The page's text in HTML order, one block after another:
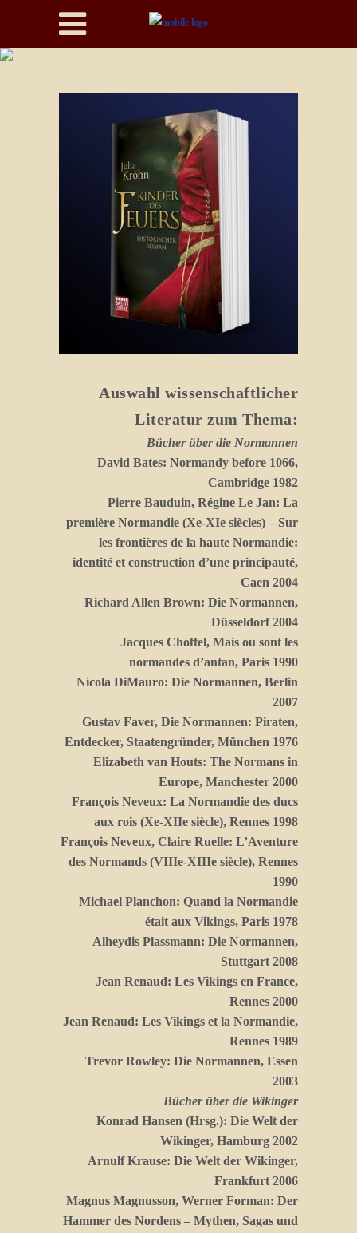
Auswahl wissenschaftlicher
Literatur zum Thema:
Bücher über die Normannen
David Bates: Normandy before 1066,
Cambridge 1982
Pierre Bauduin, Régine Le Jan: La
première Normandie (Xe-XIe siècles) – Sur
les frontières de la haute Normandie:
identité et construction d’une principauté,
Caen 2004
Richard Allen Brown: Die Normannen,
Düsseldorf 2004
Jacques Choffel, Mais ou sont les
normandes d’antan, Paris 1990
Nicola DiMauro: Die Normannen, Berlin
2007
Gustav Faver, Die Normannen: Piraten,
Entdecker, Staatengründer, München 1976
Elizabeth van Houts: The Normans in
Europe, Manchester 2000
François Neveux: La Normandie des ducs
aux rois (Xe-XIIe siècle), Rennes 1998
François Neveux, Claire Ruelle: L’Aventure
des Normands (VIIIe-XIIIe siècle), Rennes
1990
Michael Planchon: Quand la Normandie
était aux Vikings, Paris 1978
Alheydis Plassmann: Die Normannen,
Stuttgart 2008
Jean Renaud: Les Vikings en France,
Rennes 2000
Jean Renaud: Les Vikings et la Normandie,
Rennes 1989
Trevor Rowley: Die Normannen, Essen
2003
Bücher über die Wikinger
Konrad Hansen (Hrsg.): Die Welt der
Wikinger, Hamburg 2002
Arnulf Krause: Die Welt der Wikinger,
Frankfurt 2006
Magnus Magnusson, Werner Forman: Der
Hammer des Nordens – Mythen, Sagas und